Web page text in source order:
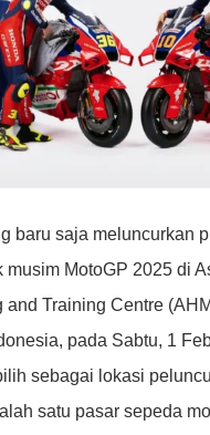
baru saja meluncurkan
musim MotoGP 2025 di
and Training Centre
pada Sabtu, 1
sebagai lokasi
satu pasar sepeda